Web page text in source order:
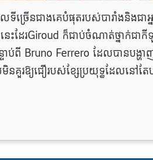
ទីច្រើនជាងគេបំផុតរបស់បារាំងនិង
េះដែរGiroud ក៏ជាប់ចំណាត់ថ្នាក់ជាកី
ប់ពី Bruno Ferrero ដែលបានបង្ហា
គួរឱ្យជឿរបស់ខ្សែប្រយុទ្ធដែលនៅត